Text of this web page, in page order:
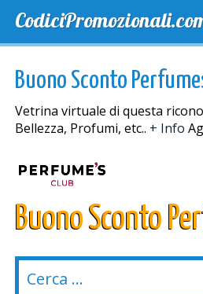
Buono Sconto
Vetrina virtuale di questa
Bellezza, Profumi, etc.. + Info
Buono Sconto